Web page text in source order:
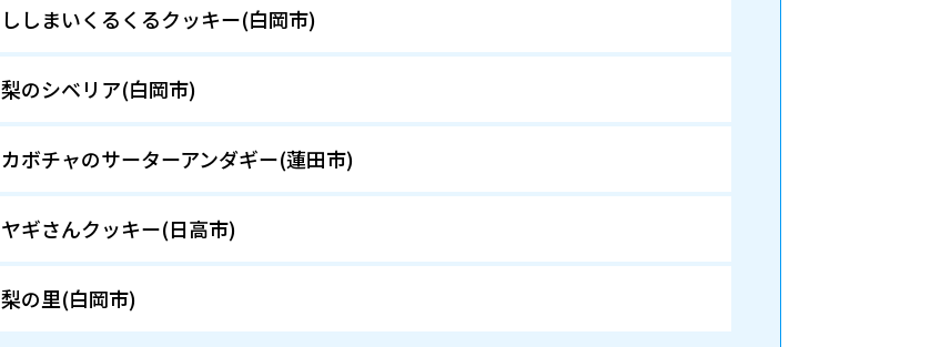
ししまいくるくるクッキー(白岡市)
梨のシベリア(白岡市)
カボチャのサーターアンダギー(蓮田市)
ヤギさんクッキー(日高市)
梨の里(白岡市)